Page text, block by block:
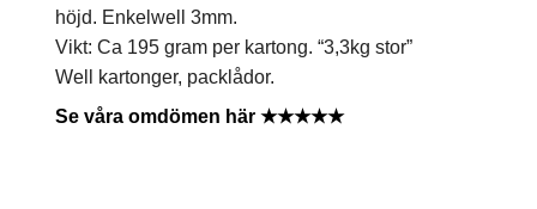
höjd. Enkelwell 3mm.
Vikt: Ca 195 gram per kartong. “3,3kg stor”
Well kartonger, packlådor.
Se våra omdömen här ★★★★★